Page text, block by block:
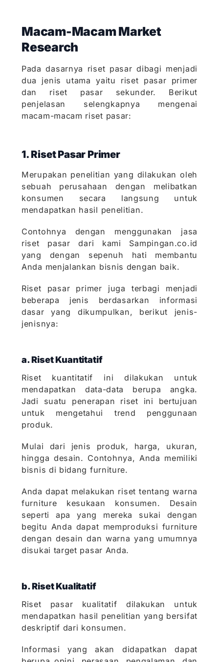
Macam-Macam Market
Research
Pada dasarnya riset pasar dibagi menjadi
dua jenis utama yaitu riset pasar primer
dan riset pasar sekunder. Berikut
penjelasan selengkapnya mengenai
macam-macam riset pasar:
1. Riset Pasar Primer
Merupakan penelitian yang dilakukan oleh
sebuah perusahaan dengan melibatkan
konsumen secara langsung untuk
mendapatkan hasil penelitian.
Contohnya dengan menggunakan jasa
riset pasar dari kami Sampingan.co.id
yang dengan sepenuh hati membantu
Anda menjalankan bisnis dengan baik.
Riset pasar primer juga terbagi menjadi
beberapa jenis berdasarkan informasi
dasar yang dikumpulkan, berikut jenis-
jenisnya:
a. Riset Kuantitatif
Riset kuantitatif ini dilakukan untuk
mendapatkan data-data berupa angka.
Jadi suatu penerapan riset ini bertujuan
untuk mengetahui trend penggunaan
produk.
Mulai dari jenis produk, harga, ukuran,
hingga desain. Contohnya, Anda memiliki
bisnis di bidang furniture.
Anda dapat melakukan riset tentang warna
furniture kesukaan konsumen. Desain
seperti apa yang mereka sukai dengan
begitu Anda dapat memproduksi furniture
dengan desain dan warna yang umumnya
disukai target pasar Anda.
b. Riset Kualitatif
Riset pasar kualitatif dilakukan untuk
mendapatkan hasil penelitian yang bersifat
deskriptif dari konsumen.
Informasi yang akan didapatkan dapat